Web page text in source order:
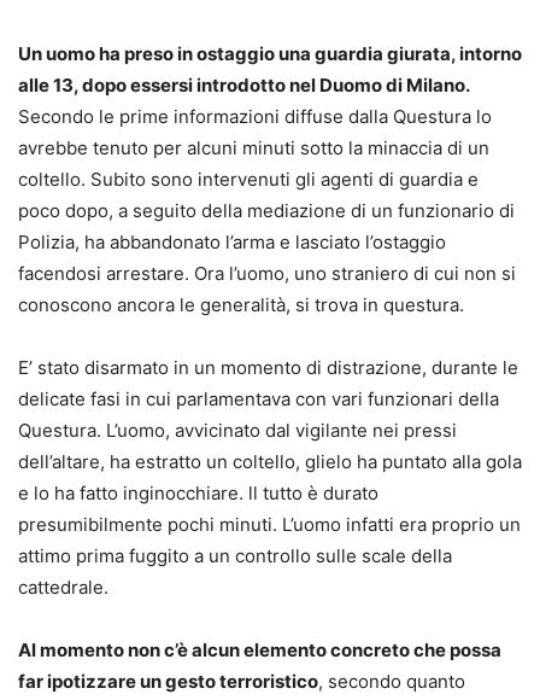
Un uomo ha preso in ostaggio una guardia giurata, intorno
alle 13, dopo essersi introdotto nel Duomo di Milano.
Secondo le prime informazioni diffuse dalla Questura lo
avrebbe tenuto per alcuni minuti sotto la minaccia di un
coltello. Subito sono intervenuti gli agenti di guardia e
poco dopo, a seguito della mediazione di un funzionario di
Polizia, ha abbandonato l’arma e lasciato l’ostaggio
facendosi arrestare. Ora l’uomo, uno straniero di cui non si
conoscono ancora le generalità, si trova in questura.
E’ stato disarmato in un momento di distrazione, durante le
delicate fasi in cui parlamentava con vari funzionari della
Questura. L’uomo, avvicinato dal vigilante nei pressi
dell’altare, ha estratto un coltello, glielo ha puntato alla gola
e lo ha fatto inginocchiare. ll tutto è durato
presumibilmente pochi minuti. L’uomo infatti era proprio un
attimo prima fuggito a un controllo sulle scale della
cattedrale.
Al momento non c’è alcun elemento concreto che possa
far ipotizzare un gesto terroristico, secondo quanto